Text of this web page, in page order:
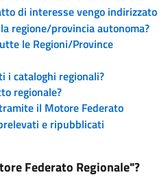
di interesse vengo indirizzato
regione/provincia autonoma?
le Regioni/Province
i cataloghi regionali?
regionale?
il Motore Federato
e ripubblicati
Federato Regionale"?